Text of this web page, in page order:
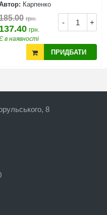
Карпенко
- +
грн.
137.40 грн.
в наявності
ПРИДБАТИ
8